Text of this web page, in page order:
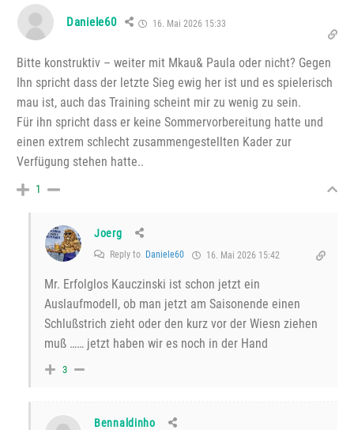
Daniele60 16. Mai 2026 15:33
Bitte konstruktiv – weiter mit Mkau& Paula oder nicht? Gegen
Ihn spricht dass der letzte Sieg ewig her ist und es spielerisch
mau ist, auch das Training scheint mir zu wenig zu sein.
Für ihn spricht dass er keine Sommervorbereitung hatte und
einen extrem schlecht zusammengestellten Kader zur
Verfügung stehen hatte..
1
Joerg
Reply to Daniele60 16. Mai 2026 15:42
Mr. Erfolglos Kauczinski ist schon jetzt ein
Auslaufmodell, ob man jetzt am Saisonende einen
Schlußstrich zieht oder den kurz vor der Wiesn ziehen
muß …… jetzt haben wir es noch in der Hand
3
Bennaldinho